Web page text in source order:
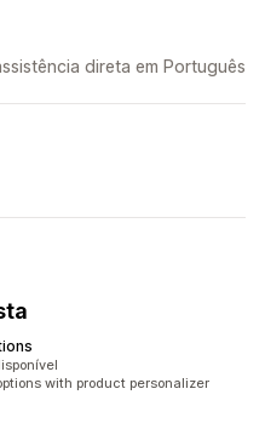
direta em Português
with product personalizer